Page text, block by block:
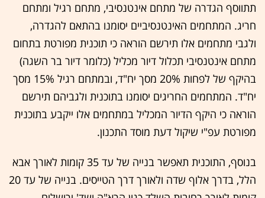
תתווסף הגדרה של מתחם אינטנסיבי, מתחם רגיל ומתחם
חריג. המתחמים האינטנסיביים יסומנו בהתאם להגדרה,
ולגבי מתחמים אלו תירשם הוראה כי תוכנית מפורטת בתחום
מתחם אינטנסיבי תכלול דיור מכליל (כלומר דיור בר השגה)
בהיקף של לפחות 20% מסך יח"ד, ובמתחם רגיל 15% מסך
יח"ד. המתחמים החריגים יסומנו בתוכנית ולגביהם תירשם
הוראה כי היקף הדיור המכליל במתחמים אלו ייקבע בתוכנית
מפורטת עפ"י שיקול דעת מוסד התכנון.
בנוסף, התוכנית תאפשר בנייה של עד 35 קומות לאורך אבא
הלל, בדרך אלוף שדה ולאורך דרך הטייסים. בנייה של עד 20